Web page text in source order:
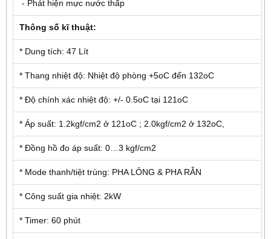
- Phát hiện mực nước thấp
Thông số kĩ thuật:
* Dung tích: 47 Lít
* Thang nhiệt độ: Nhiệt độ phòng +5oC đến 132oC
* Độ chính xác nhiệt độ: +/- 0.5oC tại 121oC
* Áp suất: 1.2kgf/cm2 ở 121oC ; 2.0kgf/cm2 ở 132oC,
* Đồng hồ đo áp suất: 0…3 kgf/cm2
* Mode thanh/tiệt trùng: PHA LỎNG & PHA RẮN
* Công suất gia nhiệt: 2kW
* Timer: 60 phút